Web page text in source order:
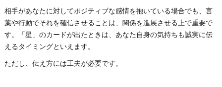
相手があなたに対してポジティブな感情を抱いている場合でも、言
葉や行動でそれを確信させることは、関係を進展させる上で重要で
す。「星」のカードが出たときは、あなた自身の気持ちも誠実に伝
えるタイミングといえます。
ただし、伝え方には工夫が必要です。